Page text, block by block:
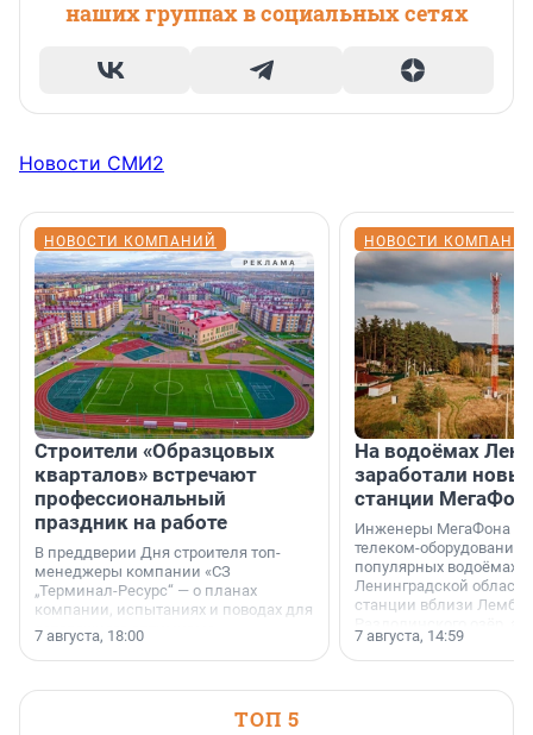
наших группах в социальных сетях
Новости СМИ2
НОВОСТИ КОМПАНИЙ
Строители «Образцовых
кварталов» встречают
профессиональный
праздник на работе
В преддверии Дня строителя топ-
менеджеры компании «СЗ
„Терминал-Ресурс“ — о планах
компании, испытаниях и поводах для
осторожного оптимизма.
7 августа, 18:00
НОВОСТИ
На водоёмах
заработали
станции
Инженеры МегаФона
телеком-оборудование
популярных водоёмах
Ленинградской
станции вблизи
недалеко от Большого
водопада.
7 августа, 14:59
ТОП 5